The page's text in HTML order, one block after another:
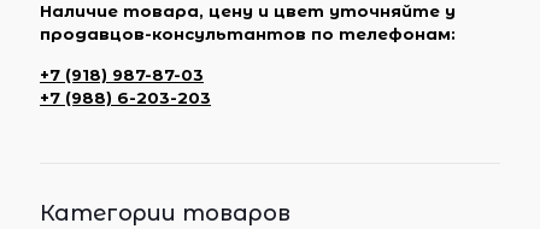
Наличие товара, цену и цвет уточняйте у
продавцов-консультантов по телефонам:
+7 (918) 987-87-03
+7 (988) 6-203-203
Категории товаров